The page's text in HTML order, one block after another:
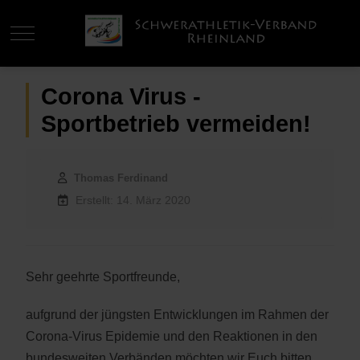
Mobile Menu Toggle
Corona Virus -
Sportbetrieb vermeiden!
Thomas Ferdinand
Erstellt: 14. März 2020
Sehr geehrte Sportfreunde,
aufgrund der jüngsten Entwicklungen im Rahmen der
Corona-Virus Epidemie und den Reaktionen in den